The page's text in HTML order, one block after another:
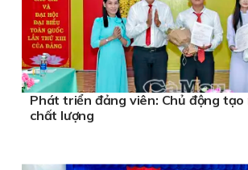
Phát triển đảng viên: Chủ động tạo
chất lượng